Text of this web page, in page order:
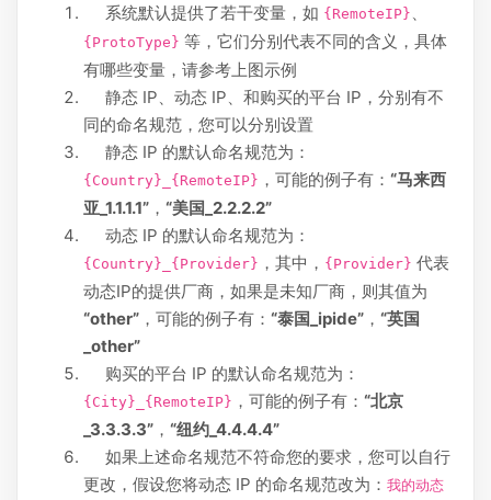
系统默认提供了若干变量，如 {RemoteIP} 、
{ProtoType} 等，它们分别代表不同的含义，具体
有哪些变量，请参考上图示例
静态 IP、动态 IP、和购买的平台 IP，分别有不
同的命名规范，您可以分别设置
静态 IP 的默认命名规范为：
{Country}_{RemoteIP} ，可能的例子有： “马来西
亚_1.1.1.1” ， “美国_2.2.2.2”
动态 IP 的默认命名规范为：
{Country}_{Provider} ，其中， {Provider} 代表
动态IP的提供厂商，如果是未知厂商，则其值为
“other” ，可能的例子有： “泰国_ipide” ， “英国
_other”
购买的平台 IP 的默认命名规范为：
{City}_{RemoteIP} ，可能的例子有： “北京
_3.3.3.3” ， “纽约_4.4.4.4”
如果上述命名规范不符命您的要求，您可以自行
更改，假设您将动态 IP 的命名规范改为： 我的动态